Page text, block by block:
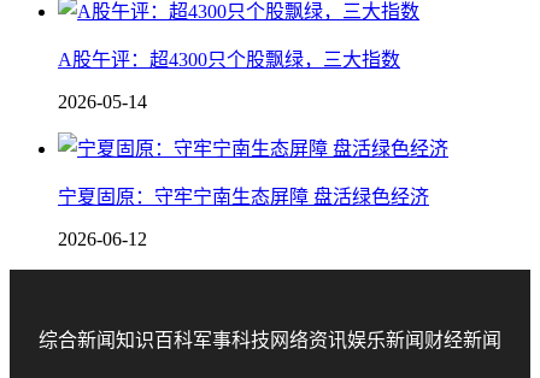
A股午评：超4300只个股飘绿，三大指数
2026-05-14
宁夏固原：守牢宁南生态屏障 盘活绿色经济
2026-06-12
综合新闻知识百科军事科技 网络资讯娱乐新闻 财经新闻